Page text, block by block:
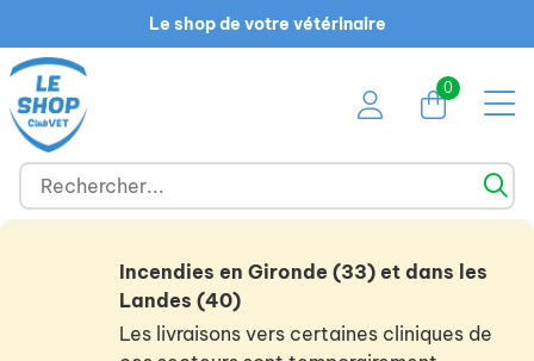
Le shop de votre vétérinaire
0
Incendies en Gironde (33) et dans les
Landes (40)
Les livraisons vers certaines cliniques de